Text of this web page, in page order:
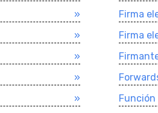
»
»
»
»
»
Firma
Firma
Función